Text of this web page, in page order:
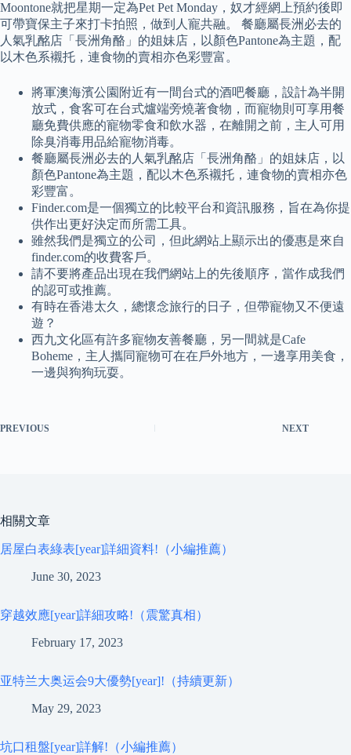
Moontone就把星期一定為Pet Pet Monday，奴才經網上預約後即
可帶寶保主子來打卡拍照，做到人寵共融。 餐廳屬長洲必去的
人氣乳酩店「長洲角酪」的姐妹店，以顏色Pantone為主題，配
以木色系襯托，連食物的賣相亦色彩豐富。
將軍澳海濱公園附近有一間台式的酒吧餐廳，設計為半開
放式，食客可在台式爐端旁燒著食物，而寵物則可享用餐
廳免費供應的寵物零食和飲水器，在離開之前，主人可用
除臭消毒用品給寵物消毒。
餐廳屬長洲必去的人氣乳酩店「長洲角酪」的姐妹店，以
顏色Pantone為主題，配以木色系襯托，連食物的賣相亦色
彩豐富。
Finder.com是一個獨立的比較平台和資訊服務，旨在為你提
供作出更好決定而所需工具。
雖然我們是獨立的公司，但此網站上顯示出的優惠是來自
finder.com的收費客戶。
請不要將產品出現在我們網站上的先後順序，當作成我們
的認可或推薦。
有時在香港太久，總懷念旅行的日子，但帶寵物又不便遠
遊？
西九文化區有許多寵物友善餐廳，另一間就是Cafe
Boheme，主人攜同寵物可在在戶外地方，一邊享用美食，
一邊與狗狗玩耍。
PREVIOUS NEXT
相關文章
居屋白表綠表[year]詳細資料!（小編推薦）
June 30, 2023
穿越效應[year]詳細攻略!（震驚真相）
February 17, 2023
亚特兰大奥运会9大優勢[year]!（持續更新）
May 29, 2023
坑口租盤[year]詳解!（小編推薦）